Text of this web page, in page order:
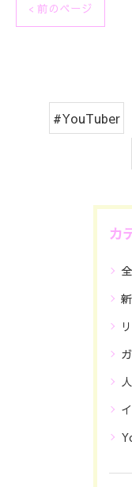
< 前のページ
#YouTuber
カ